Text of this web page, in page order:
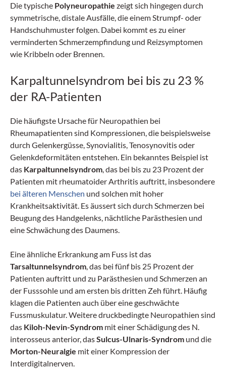
Die typische Polyneuropathie zeigt sich hingegen durch
symmetrische, distale Ausfälle, die einem Strumpf- oder
Handschuhmuster folgen. Dabei kommt es zu einer
verminderten Schmerzempfindung und Reizsymptomen
wie Kribbeln oder Brennen.
Karpaltunnelsyndrom bei bis zu 23 %
der RA-Patienten
Die häufigste Ursache für Neuropathien bei
Rheumapatienten sind Kompressionen, die beispielsweise
durch Gelenkergüsse, Synovialitis, Tenosynovitis oder
Gelenkdeformitäten entstehen. Ein bekanntes Beispiel ist
das Karpaltunnelsyndrom , das bei bis zu 23 Prozent der
Patienten mit rheumatoider Arthritis auftritt, insbesondere
bei älteren Menschen und solchen mit hoher
Krankheitsaktivität. Es äussert sich durch Schmerzen bei
Beugung des Handgelenks, nächtliche Parästhesien und
eine Schwächung des Daumens.
Eine ähnliche Erkrankung am Fuss ist das
Tarsaltunnelsyndrom , das bei fünf bis 25 Prozent der
Patienten auftritt und zu Parästhesien und Schmerzen an
der Fusssohle und am ersten bis dritten Zeh führt. Häufig
klagen die Patienten auch über eine geschwächte
Fussmuskulatur. Weitere druckbedingte Neuropathien sind
das Kiloh-Nevin-Syndrom mit einer Schädigung des N.
interosseus anterior, dasSulcus-Ulnaris-Syndrom und die
Morton-Neuralgie mit einer Kompression der
Interdigitalnerven.